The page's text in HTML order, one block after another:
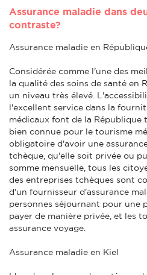
Assurance maladie dans
contraste?
Assurance maladie en
Considérée comme l'une des
la qualité des soins de santé en
un niveau très élevé.
l'excellent service dans la
médicaux font de la République
bien connue pour le tourisme
obligatoire d'avoir une
tchèque, qu'elle soit privée ou
somme mensuelle, tous les
des entreprises tchèques sont
d'un fournisseur d'assurance
personnes séjournant pour une
payer de manière privée, et les
assurance voyage.
Assurance maladie en Kiel